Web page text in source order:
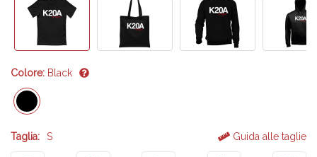
Colore: Black
Taglia: S Guida alle taglie